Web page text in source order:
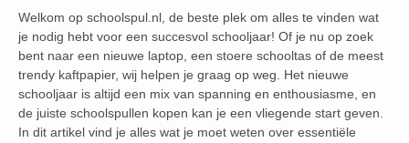
Welkom op schoolspul.nl, de beste plek om alles te vinden wat
je nodig hebt voor een succesvol schooljaar! Of je nu op zoek
bent naar een nieuwe laptop, een stoere schooltas of de meest
trendy kaftpapier, wij helpen je graag op weg. Het nieuwe
schooljaar is altijd een mix van spanning en enthousiasme, en
de juiste schoolspullen kopen kan je een vliegende start geven.
In dit artikel vind je alles wat je moet weten over essentiële